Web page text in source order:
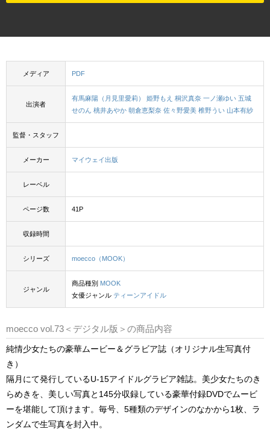
メディア PDF
出演者
有馬麻陽（月見里愛莉） 姫野もえ 桐沢真奈 一ノ瀬ゆい 五城
せのん 桃井あやか 朝倉恵梨奈 佐々野愛美 椎野うい 山本有紗
監督・スタッフ
メーカー マイウェイ出版
レーベル
ページ数 41P
収録時間
シリーズ moecco（MOOK）
ジャンル
商品種別 MOOK
女優ジャンル ティーンアイドル
moecco vol.73＜デジタル版＞の商品内容
純情少女たちの豪華ムービー＆グラビア誌（オリジナル生写真付
き）
隔月にて発行しているU-15アイドルグラビア雑誌。美少女たちのき
らめきを、美しい写真と145分収録している豪華付録DVDでムービ
ーを堪能して頂けます。毎号、5種類のデザインのなかから1枚、ラ
ンダムで生写真を封入中。